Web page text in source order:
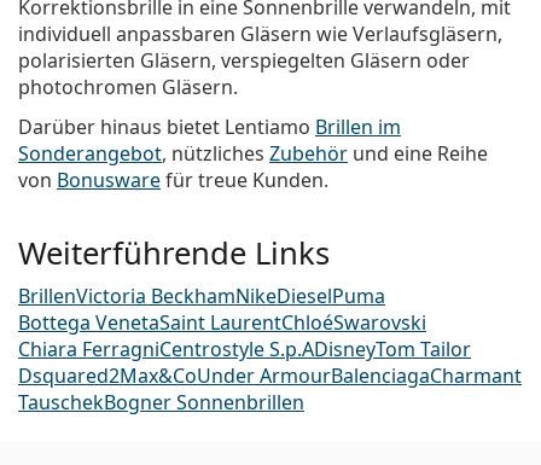
Korrektionsbrille in eine Sonnenbrille verwandeln, mit
individuell anpassbaren Gläsern wie Verlaufsgläsern,
polarisierten Gläsern, verspiegelten Gläsern oder
photochromen Gläsern.
Darüber hinaus bietet Lentiamo Brillen im
Sonderangebot, nützliches Zubehör und eine Reihe
von Bonuswarefür treue Kunden.
Weiterführende Links
BrillenVictoria BeckhamNikeDieselPuma
Bottega VenetaSaint LaurentChloéSwarovski
Chiara FerragniCentrostyle S.p.ADisneyTom Tailor
Dsquared2Max&CoUnder ArmourBalenciagaCharmant
TauschekBogner Sonnenbrillen